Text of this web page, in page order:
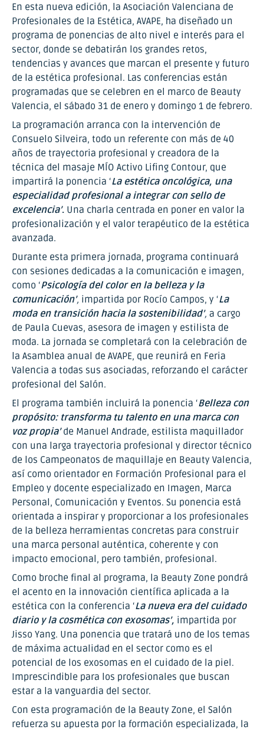
En esta nueva edición, la Asociación Valenciana de
Profesionales de la Estética, AVAPE, ha diseñado un
programa de ponencias de alto nivel e interés para el
sector, donde se debatirán los grandes retos,
tendencias y avances que marcan el presente y futuro
de la estética profesional. Las conferencias están
programadas que se celebren en el marco de Beauty
Valencia, el sábado 31 de enero y domingo 1 de febrero.
La programación arranca con la intervención de
Consuelo Silveira, todo un referente con más de 40
años de trayectoria profesional y creadora de la
técnica del masaje MÍO Activo Lifing Contour, que
impartirá la ponencia ‘La estética oncológica, una
especialidad profesional a integrar con sello de
excelencia’. Una charla centrada en poner en valor la
profesionalización y el valor terapéutico de la estética
avanzada.
Durante esta primera jornada, programa continuará
con sesiones dedicadas a la comunicación e imagen,
como ‘Psicología del color en la belleza y la
comunicación’, impartida por Rocío Campos, y ‘La
moda en transición hacia la sostenibilidad’, a cargo
de Paula Cuevas, asesora de imagen y estilista de
moda. La jornada se completará con la celebración de
la Asamblea anual de AVAPE, que reunirá en Feria
Valencia a todas sus asociadas, reforzando el carácter
profesional del Salón.
El programa también incluirá la ponencia ‘Belleza con
propósito: transforma tu talento en una marca con
voz propia’de Manuel Andrade, estilista maquillador
con una larga trayectoria profesional y director técnico
de los Campeonatos de maquillaje en Beauty Valencia,
así como orientador en Formación Profesional para el
Empleo y docente especializado en Imagen, Marca
Personal, Comunicación y Eventos. Su ponencia está
orientada a inspirar y proporcionar a los profesionales
de la belleza herramientas concretas para construir
una marca personal auténtica, coherente y con
impacto emocional, pero también, profesional.
Como broche final al programa, la Beauty Zone pondrá
el acento en la innovación científica aplicada a la
estética con la conferencia ‘La nueva era del cuidado
diario y la cosmética con exosomas’, impartida por
Jisso Yang. Una ponencia que tratará uno de los temas
de máxima actualidad en el sector como es el
potencial de los exosomas en el cuidado de la piel.
Imprescindible para los profesionales que buscan
estar a la vanguardia del sector.
Con esta programación de la Beauty Zone, el Salón
refuerza su apuesta por la formación especializada, la